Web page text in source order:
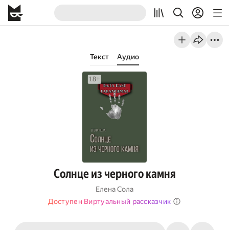
Текст Аудио
Солнце из черного камня
Елена Сола
Доступен Виртуальный рассказчик